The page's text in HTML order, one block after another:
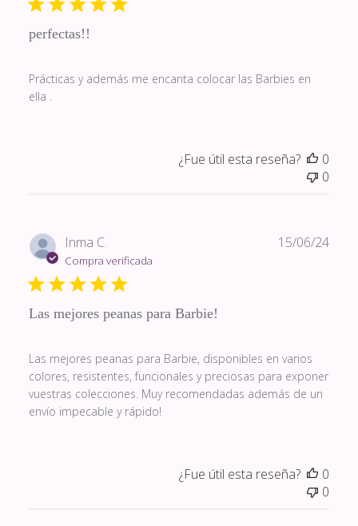
perfectas!!
Prácticas y además me encanta colocar las Barbies en
ella .
¿Fue útil esta reseña?
0
0
Inma C.
Compra verificada
Las mejores peanas para Barbie!
Las mejores peanas para Barbie, disponibles en varios
colores, resistentes, funcionales y preciosas para exponer
vuestras colecciones. Muy recomendadas además de un
envío impecable y rápido!
15/06/24
¿Fue útil esta reseña?
0
0